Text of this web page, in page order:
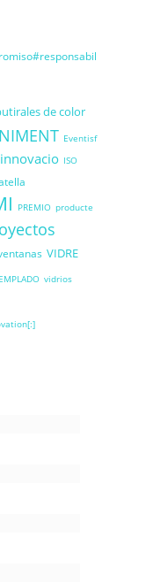
de color
Eventisf
innovacio ISO
PREMIO producte
VIDRE
vidrios